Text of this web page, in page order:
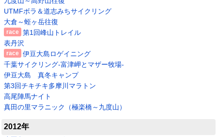
UTMFボラ＆道志みちサイクリング
大倉～蛭ヶ岳往復
第1回峰山トレイル
表丹沢
伊豆大島ロゲイニング
千葉サイクリング-富津岬とマザー牧場-
伊豆大島 真冬キャンプ
第3回チキチキ多摩川マラトン
高尾陣馬ナイト
真田の里マラニック（極楽橋～九度山）
2012年